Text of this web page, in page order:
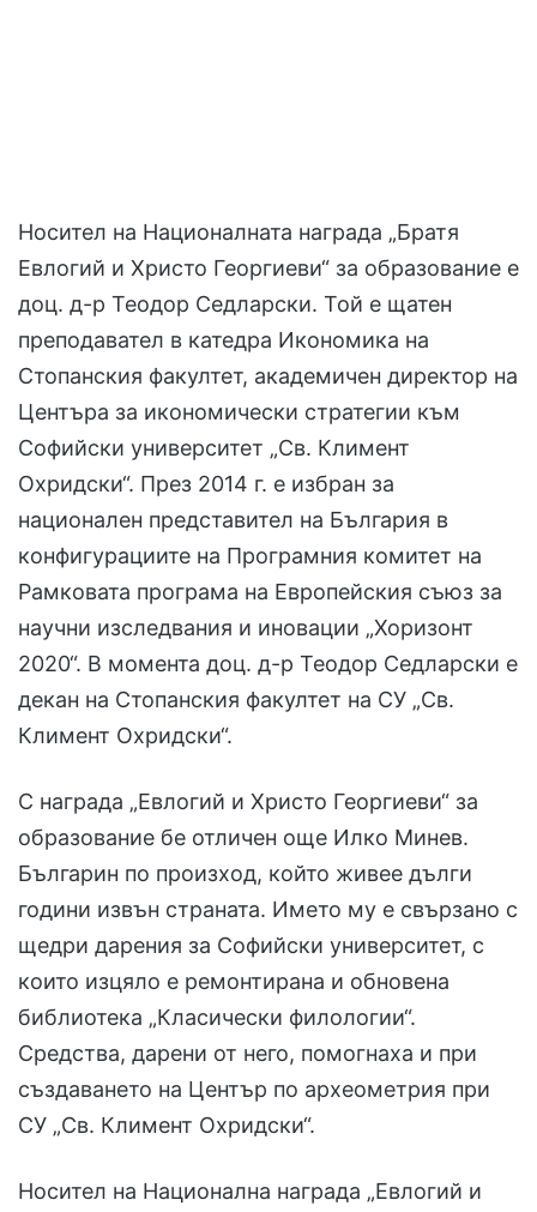
Носител на Националната награда „Братя
Евлогий и Христо Георгиеви“ за образование е
доц. д-р Теодор Седларски. Той е щатен
преподавател в катедра Икономика на
Стопанския факултет, академичен директор на
Центъра за икономически стратегии към
Софийски университет „Св. Климент
Охридски“. През 2014 г. е избран за
национален представител на България в
конфигурациите на Програмния комитет на
Рамковата програма на Европейския съюз за
научни изследвания и иновации „Хоризонт
2020“. В момента доц. д-р Теодор Седларски е
декан на Стопанския факултет на СУ „Св.
Климент Охридски“.
С награда „Евлогий и Христо Георгиеви“ за
образование бе отличен още Илко Минев.
Българин по произход, който живее дълги
години извън страната. Името му е свързано с
щедри дарения за Софийски университет, с
които изцяло е ремонтирана и обновена
библиотека „Класически филологии“.
Средства, дарени от него, помогнаха и при
създаването на Център по археометрия при
СУ „Св. Климент Охридски“.
Носител на Национална награда „Евлогий и